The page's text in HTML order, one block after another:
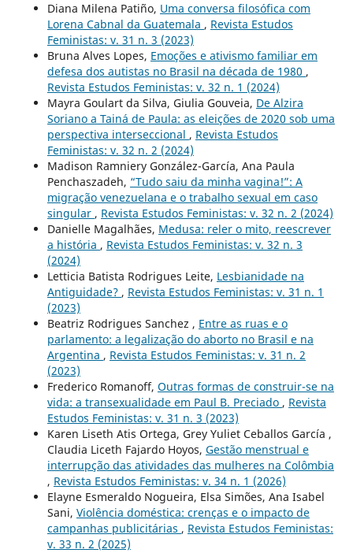
Diana Milena Patiño, Uma conversa filosófica com
Lorena Cabnal da Guatemala , Revista Estudos
Feministas: v. 31 n. 3 (2023)
Bruna Alves Lopes, Emoções e ativismo familiar em
defesa dos autistas no Brasil na década de 1980 ,
Revista Estudos Feministas: v. 32 n. 1 (2024)
Mayra Goulart da Silva, Giulia Gouveia, De Alzira
Soriano a Tainá de Paula: as eleições de 2020 sob uma
perspectiva interseccional , Revista Estudos
Feministas: v. 32 n. 2 (2024)
Madison Ramniery González-García, Ana Paula
Penchaszadeh, “Tudo saiu da minha vagina!”: A
migração venezuelana e o trabalho sexual em caso
singular , Revista Estudos Feministas: v. 32 n. 2 (2024)
Danielle Magalhães, Medusa: reler o mito, reescrever
a história , Revista Estudos Feministas: v. 32 n. 3
(2024)
Letticia Batista Rodrigues Leite, Lesbianidade na
Antiguidade? , Revista Estudos Feministas: v. 31 n. 1
(2023)
Beatriz Rodrigues Sanchez , Entre as ruas e o
parlamento: a legalização do aborto no Brasil e na
Argentina , Revista Estudos Feministas: v. 31 n. 2
(2023)
Frederico Romanoff, Outras formas de construir-se na
vida: a transexualidade em Paul B. Preciado , Revista
Estudos Feministas: v. 31 n. 3 (2023)
Karen Liseth Atis Ortega, Grey Yuliet Ceballos García ,
Claudia Liceth Fajardo Hoyos, Gestão menstrual e
interrupção das atividades das mulheres na Colômbia
, Revista Estudos Feministas: v. 34 n. 1 (2026)
Elayne Esmeraldo Nogueira, Elsa Simões, Ana Isabel
Sani, Violência doméstica: crenças e o impacto de
campanhas publicitárias , Revista Estudos Feministas:
v. 33 n. 2 (2025)